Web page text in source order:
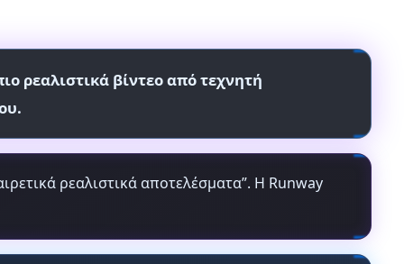
ρεαλιστικά βίντεο από τεχνητή
ρεαλιστικά αποτελέσματα”. Η Runway